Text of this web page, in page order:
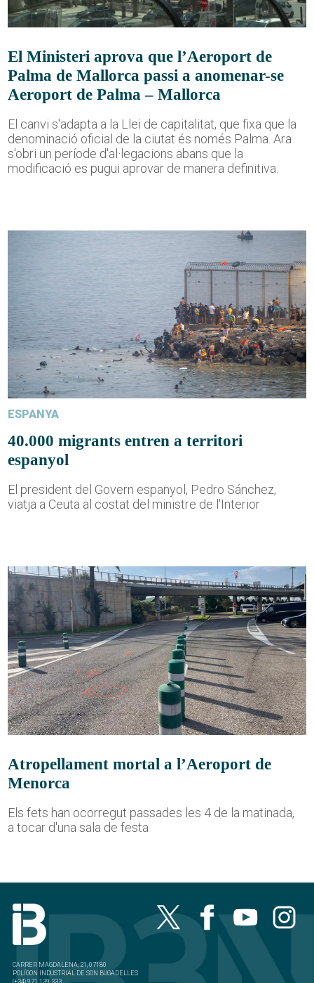
El Ministeri aprova que l’Aeroport de
Palma de Mallorca passi a anomenar-se
Aeroport de Palma – Mallorca
El canvi s'adapta a la Llei de capitalitat, que fixa que la
denominació oficial de la ciutat és només Palma. Ara
s'obri un període d'al·legacions abans que la
modificació es pugui aprovar de manera definitiva.
ESPANYA
40.000 migrants entren a territori
espanyol
El president del Govern espanyol, Pedro Sánchez,
viatja a Ceuta al costat del ministre de l'Interior
Atropellament mortal a l’Aeroport de
Menorca
Els fets han ocorregut passades les 4 de la matinada,
a tocar d'una sala de festa
CARRER MAGDALENA, 21, 07180
POLÍGON INDUSTRIAL DE SON BUGADELLES